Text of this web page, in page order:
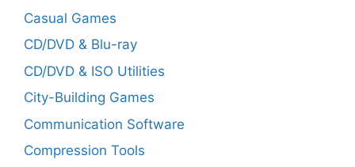
Casual Games
CD/DVD & Blu-ray
CD/DVD & ISO Utilities
City-Building Games
Communication Software
Compression Tools